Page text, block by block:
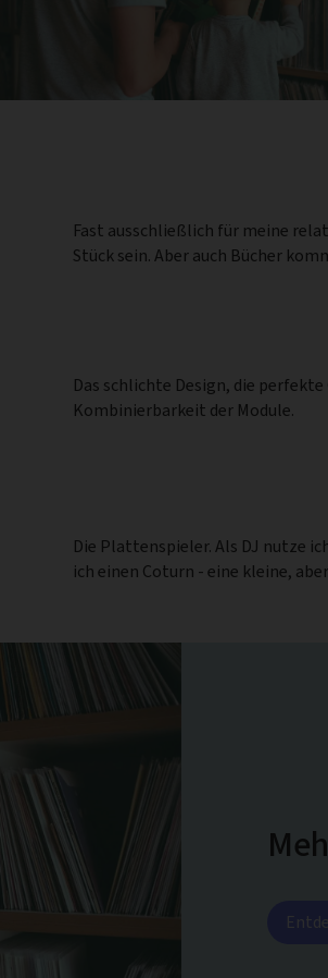
Fast ausschließlich für meine
Stück sein. Aber auch Bücher
Das schlichte Design, die
Kombinierbarkeit der Module.
Die Plattenspieler. Als DJ nutze
ich einen Coturn - eine kleine,